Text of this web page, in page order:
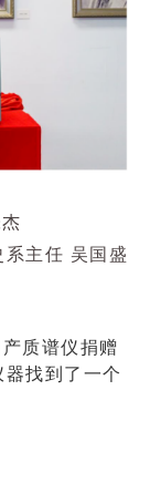
主任 吴国盛
质谱仪捐赠
找到了一个